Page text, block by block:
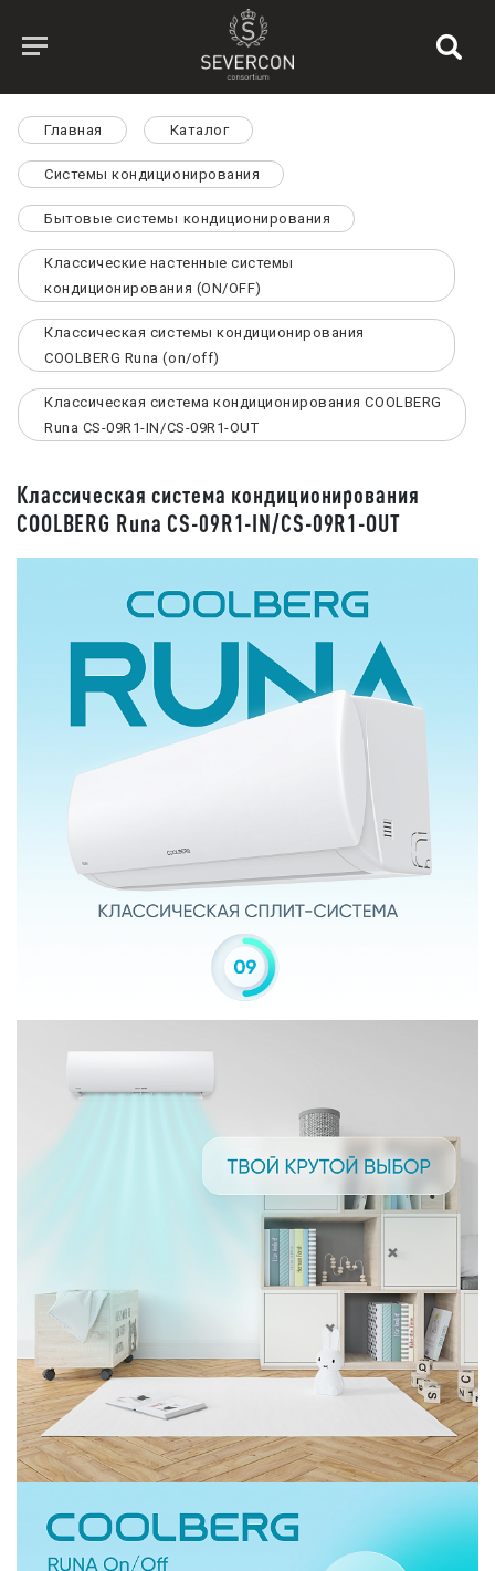
Главная Каталог
Системы кондиционирования
Бытовые системы кондиционирования
Классические настенные системы
кондиционирования (ON/OFF)
Классическая системы кондиционирования
СOOLBERG Runa (on/off)
Классическая система кондиционирования СOOLBERG
Runa CS-09R1-IN/CS-09R1-OUT
Классическая система кондиционирования
СOOLBERG Runa CS-09R1-IN/CS-09R1-OUT